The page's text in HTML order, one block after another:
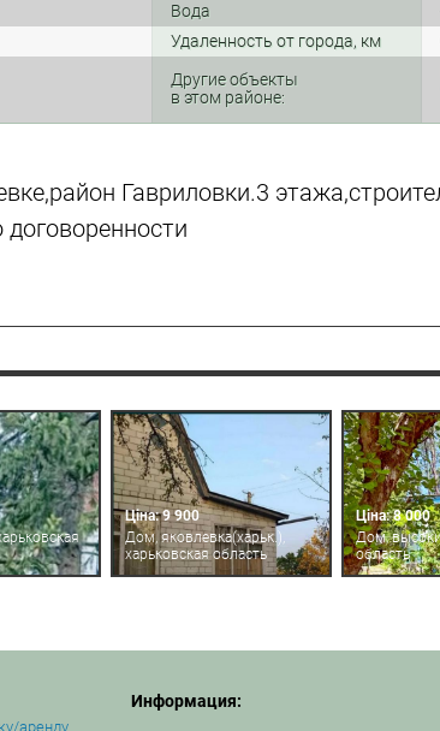
Вода
Удаленность от города, км
Другие объекты
в этом районе:
Гавриловки.3
Ціна: 9 900
Дом, яковлевка(харьк.),
харьковская область
Ціна: 8 000
Дом,
область
аренду
Информация: